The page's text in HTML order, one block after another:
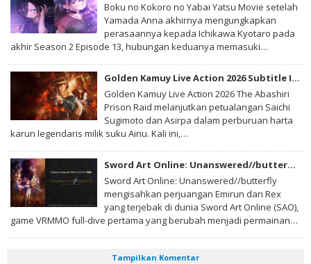
Boku no Kokoro no Yabai Yatsu Movie setelah
Yamada Anna akhirnya mengungkapkan
perasaannya kepada Ichikawa Kyotaro pada
akhir Season 2 Episode 13, hubungan keduanya memasuki…
Golden Kamuy Live Action 2026 Subtitle Indonesia
Golden Kamuy Live Action 2026 The Abashiri
Prison Raid melanjutkan petualangan Saichi
Sugimoto dan Asirpa dalam perburuan harta
karun legendaris milik suku Ainu. Kali ini,…
Sword Art Online: Unanswered//butterfly Subtitle Indonesia
Sword Art Online: Unanswered//butterfly
mengisahkan perjuangan Emirun dan Rex
yang terjebak di dunia Sword Art Online (SAO),
game VRMMO full-dive pertama yang berubah menjadi permainan…
Tampilkan Komentar